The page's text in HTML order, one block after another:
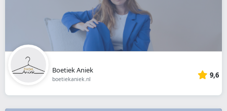
Boetiek Aniek
boetiekaniek.nl 9,6